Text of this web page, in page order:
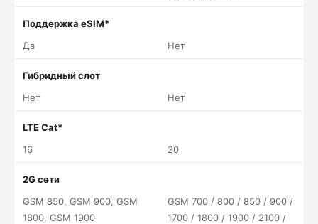
Поддержка eSIM*
Да
Нет
Гибридный слот
Нет
Нет
LTE Cat*
16
20
2G сети
GSM 850, GSM 900, GSM
1800, GSM 1900
GSM 700 / 800 / 850 / 900 /
1700 / 1800 / 1900 / 2100 /